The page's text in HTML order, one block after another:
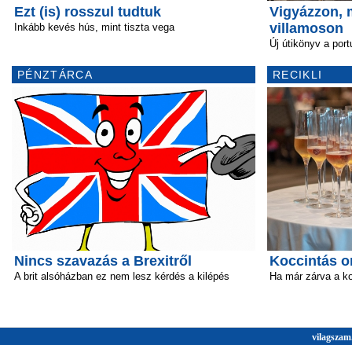
Ezt (is) rosszul tudtuk
Inkább kevés hús, mint tiszta vega
PÉNZTÁRCA
Nincs szavazás a Brexitről
A brit alsóházban ez nem lesz kérdés a kilépés
Vigyázzon,
villamoson
Új útikönyv a
RECIKLI
Koccintás
Ha már zárva a